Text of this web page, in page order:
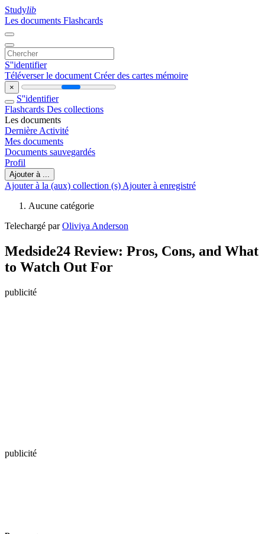
Studylib
Les documents Flashcards
S''identifier
Téléverser le document Créer des cartes mémoire
×
S''identifier
Flashcards Des collections
Les documents
Dernière Activité
Mes documents
Documents sauvegardés
Profil
Ajouter à ...
Ajouter à la (aux) collection (s) Ajouter à enregistré
Aucune catégorie
Telechargé parOliviya Anderson
Medside24 Review: Pros, Cons, and What
to Watch Out For
publicité
publicité